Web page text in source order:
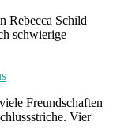
Rebecca Schild
schwierige
Freundschaften
Vier